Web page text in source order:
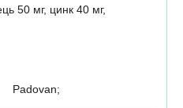
50 мг, цинк 40 мг,
Padovan;